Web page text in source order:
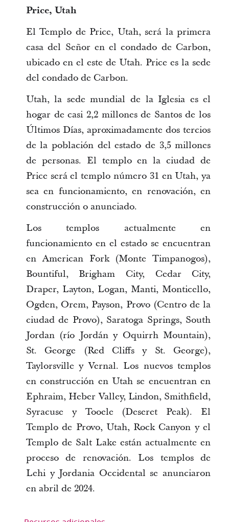
Price, Utah
El Templo de Price, Utah, será la primera
casa del Señor en el condado de Carbon,
ubicado en el este de Utah. Price es la sede
del condado de Carbon.
Utah, la sede mundial de la Iglesia es el
hogar de casi 2,2 millones de Santos de los
Últimos Días, aproximadamente dos tercios
de la población del estado de 3,5 millones
de personas. El templo en la ciudad de
Price será el templo número 31 en Utah, ya
sea en funcionamiento, en renovación, en
construcción o anunciado.
Los templos actualmente en
funcionamiento en el estado se encuentran
en American Fork (Monte Timpanogos),
Bountiful, Brigham City, Cedar City,
Draper, Layton, Logan, Manti, Monticello,
Ogden, Orem, Payson, Provo (Centro de la
ciudad de Provo), Saratoga Springs, South
Jordan (río Jordán y Oquirrh Mountain),
St. George (Red Cliffs y St. George),
Taylorsville y Vernal. Los nuevos templos
en construcción en Utah se encuentran en
Ephraim, Heber Valley, Lindon, Smithfield,
Syracuse y Tooele (Deseret Peak). El
Templo de Provo, Utah, Rock Canyon y el
Templo de Salt Lake están actualmente en
proceso de renovación. Los templos de
Lehi y Jordania Occidental se anunciaron
en abril de 2024.